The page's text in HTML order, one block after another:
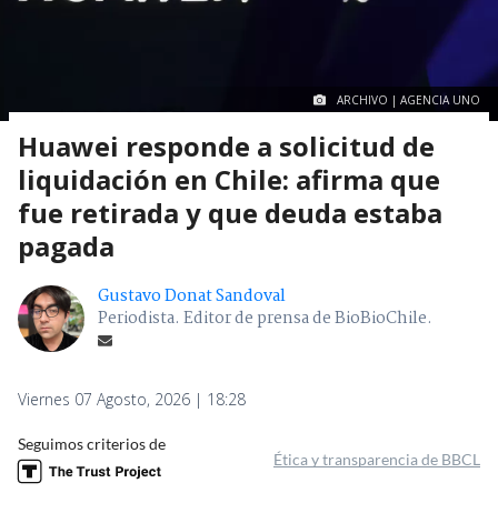
ARCHIVO | AGENCIA UNO
Huawei responde a solicitud de
liquidación en Chile: afirma que
fue retirada y que deuda estaba
pagada
Gustavo Donat Sandoval
Periodista. Editor de prensa de BioBioChile.
Viernes 07 Agosto, 2026 | 18:28
Seguimos criterios de
Ética y transparencia de BBCL